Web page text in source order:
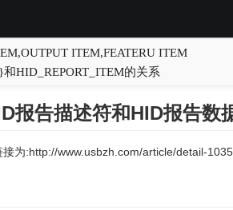
ITEM,FEATERU ITEM
HID_REPORT_ITEM的关系
报告描述符和HID报告数
接为:http://www.usbzh.com/article/detail-